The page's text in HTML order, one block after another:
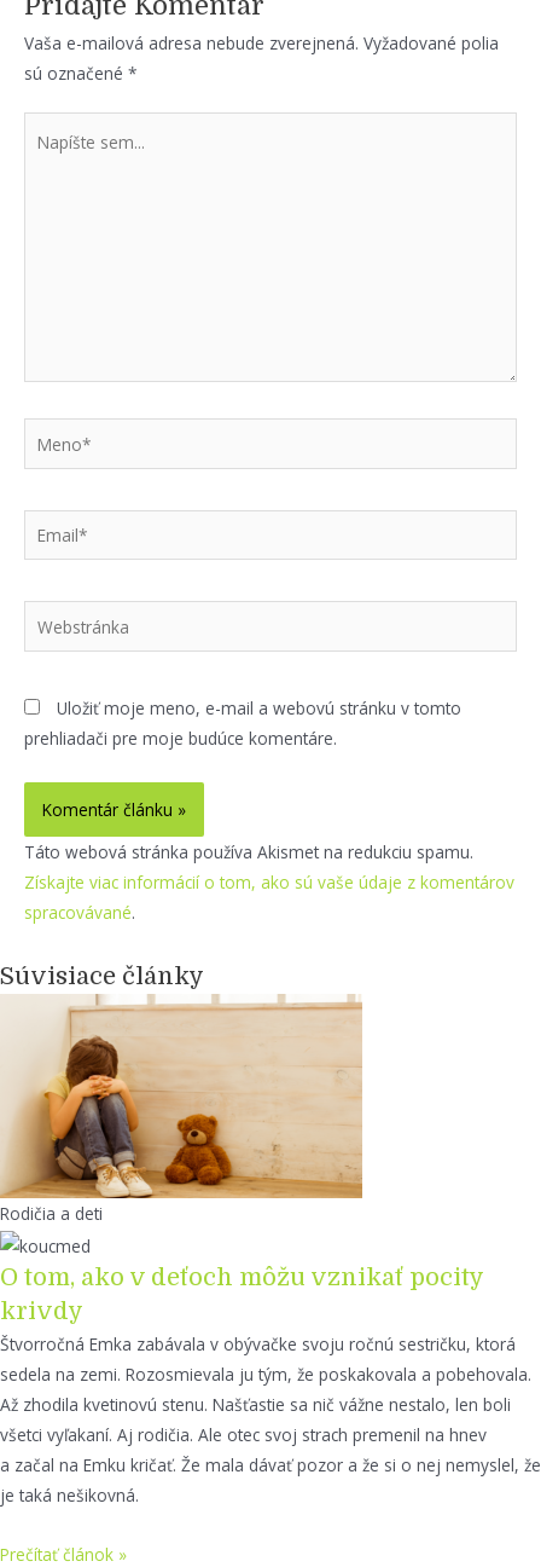
Vaša e-mailová adresa nebude zverejnená. Vyžadované polia
sú označené *
sem...
Email*
Webstránka
Uložiť moje meno, e-mail a webovú stránku v tomto
prehliadači pre moje budúce komentáre.
Táto webová stránka používa Akismet na redukciu spamu.
Získajte viac informácií o tom, ako sú vaše údaje z komentárov
spracovávané.
Súvisiace články
Rodičia a deti
O tom, ako v deťoch môžu vznikať pocity
krivdy
Štvorročná Emka zabávala v obývačke svoju ročnú sestričku, ktorá
sedela na zemi. Rozosmievala ju tým, že poskakovala a pobehovala.
Až zhodila kvetinovú stenu. Našťastie sa nič vážne nestalo, len boli
všetci vyľakaní. Aj rodičia. Ale otec svoj strach premenil na hnev
a začal na Emku kričať. Že mala dávať pozor a že si o nej nemyslel, že
je taká nešikovná.
Prečítať článok »